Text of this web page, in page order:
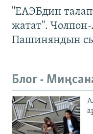
"ЕАЭБдин
жатат".
Пашиняндын
Блог -